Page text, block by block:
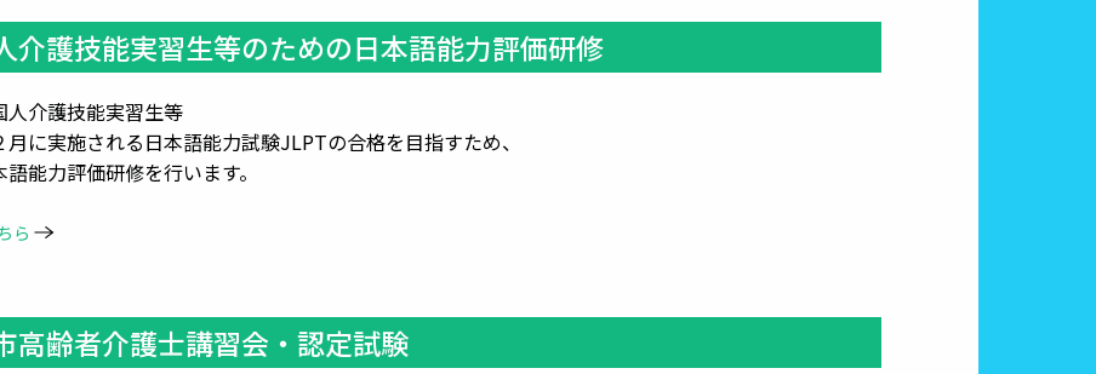
介護技能実習生等のための日本語能力評価研修
人介護技能実習生等
に実施される日本語能力試験JLPTの合格を目指すため、
力評価研修を行います。
ら
高齢者介護士講習会・認定試験